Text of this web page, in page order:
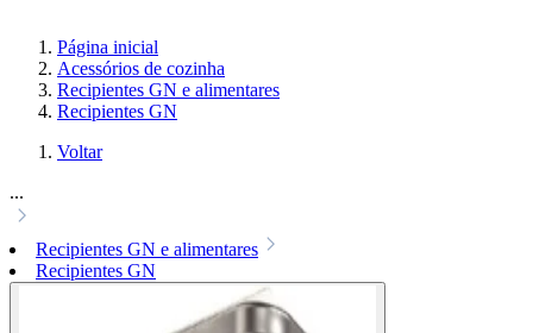
Página inicial
Acessórios de cozinha
Recipientes GN e alimentares
Recipientes GN
Voltar
...
Recipientes GN e alimentares
Recipientes GN